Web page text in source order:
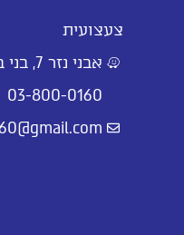
צעצועית
אבני נזר 7, בני ברק
03-800-0160